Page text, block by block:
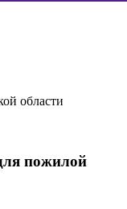
области
пожилой